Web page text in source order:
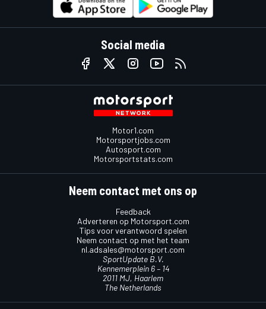
Social media
Motor1.com
Motorsportjobs.com
Autosport.com
Motorsportstats.com
Neem contact met ons op
Feedback
Adverteren op Motorsport.com
Tips voor verantwoord spelen
Neem contact op met het team
nl.adsales@motorsport.com
SportUpdate B.V.
Kennemerplein 6 – 14
2011 MJ, Haarlem
The Netherlands